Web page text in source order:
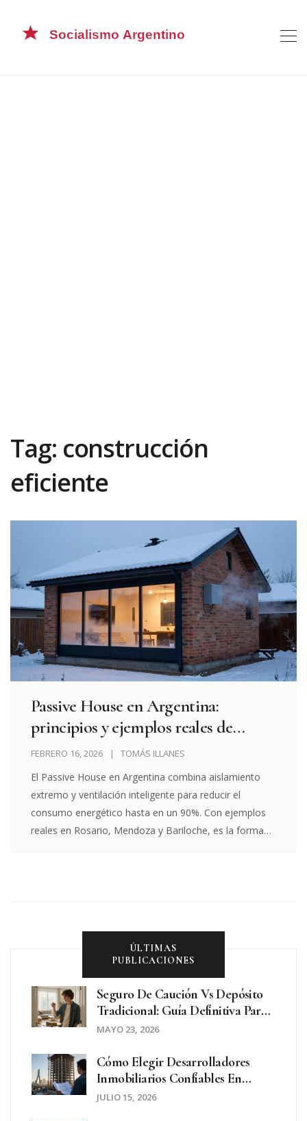
Tag: construcción
eficiente
Passive House en Argentina:
principios y ejemplos reales de
construcción sostenible
FEBRERO 16, 2026 TOMÁS ILLANES
El Passive House en Argentina combina aislamiento
extremo y ventilación inteligente para reducir el
consumo energético hasta en un 90%. Con ejemplos
reales en Rosario, Mendoza y Bariloche, es la forma
ÚLTIMAS
PUBLICACIONES
Seguro De Caución Vs Depósito
Tradicional: Guía Definitiva Para
Alquilar En España (2026)
MAYO 23, 2026
Cómo Elegir Desarrolladores
Inmobiliarios Confiables En
Argentina Para Propiedades En
JULIO 15, 2026